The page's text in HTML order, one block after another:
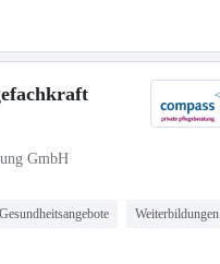
GmbH
Gesundheitsangebote Weiterbildungen